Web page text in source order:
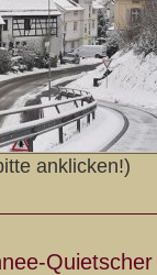
anklicken!)
Quietscher